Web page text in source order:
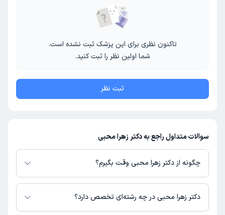
تاکنون نظری برای این پزشک ثبت نشده است.
شما اولین نظر را ثبت کنید.
ثبت نظر
سوالات متداول راجع به دکتر زهرا محبی
چگونه از دکتر زهرا محبی وقت بگیرم؟
در صورتی کهدکتر زهرا محبیدارای پروفایل فعال و نوبت‌دهی باز در پلتفرم
دکترتو باشند، می‌توانید از طریق این پلتفرم برای دریافت نوبت اقدام کنید. در
دکتر زهرا محبی در چه رشته‌ای تخصص دارد؟